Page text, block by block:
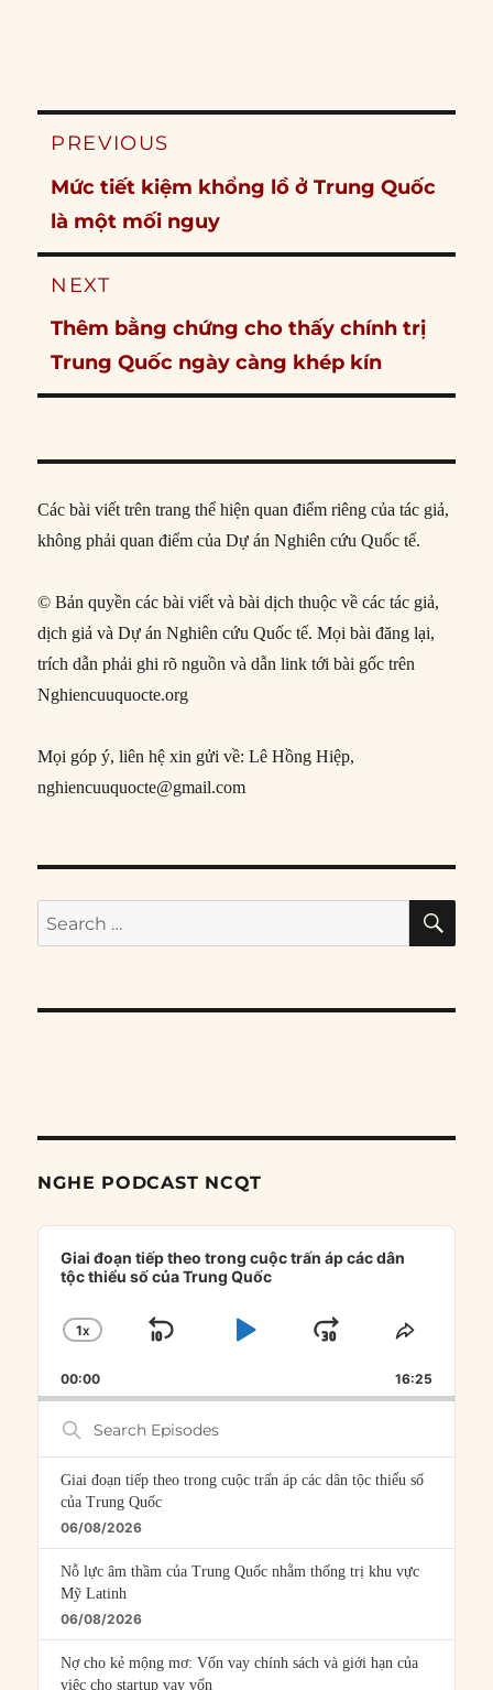
Post
PREVIOUS
Previous
post:
Mức tiết kiệm khổng lồ ở Trung Quốc
là một mối nguy
NEXT
Next
post:
Thêm bằng chứng cho thấy chính trị
Trung Quốc ngày càng khép kín
Các bài viết trên trang thể hiện quan điểm riêng của tác giả,
không phải quan điểm của Dự án Nghiên cứu Quốc tế.
© Bản quyền các bài viết và bài dịch thuộc về các tác giả,
dịch giả và Dự án Nghiên cứu Quốc tế. Mọi bài đăng lại,
trích dẫn phải ghi rõ nguồn và dẫn link tới bài gốc trên
Nghiencuuquocte.org
Mọi góp ý, liên hệ xin gửi về: Lê Hồng Hiệp,
nghiencuuquocte@gmail.com
Search
for:
NGHE PODCAST NCQT
Audio
Player
Giai đoạn tiếp theo trong cuộc trấn áp các dân
tộc thiểu số của Trung Quốc
CHANGE
RATE
1X
SKIP
PLAYJUMP
FORWARD
SHARE
00:00 16:25
Search
Episodes
Giai đoạn tiếp theo trong cuộc trấn áp các dân tộc thiểu số
của Trung Quốc
06/08/2026
Nỗ lực âm thầm của Trung Quốc nhằm thống trị khu vực
Mỹ Latinh
06/08/2026
Nợ cho kẻ mộng mơ: Vốn vay chính sách và giới hạn của
việc cho startup vay vốn